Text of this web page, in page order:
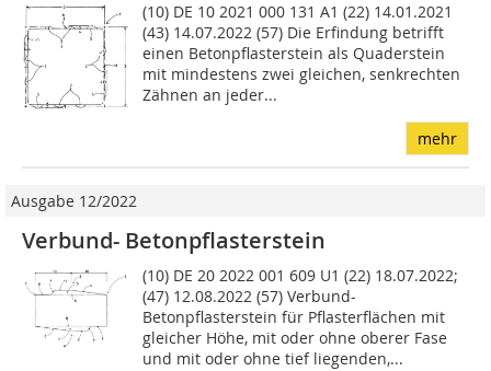
(10) DE 10 2021 000 131 A1 (22) 14.01.2021
(43) 14.07.2022 (57) Die Erfindung betrifft
einen Betonpflasterstein als Quaderstein
mit mindestens zwei gleichen, senkrechten
Zähnen an jeder...
mehr
Ausgabe 12/2022
Verbund- Betonpflasterstein
(10) DE 20 2022 001 609 U1 (22) 18.07.2022;
(47) 12.08.2022 (57) Verbund-
Betonpflasterstein für Pflasterflächen mit
gleicher Höhe, mit oder ohne oberer Fase
und mit oder ohne tief liegenden,...